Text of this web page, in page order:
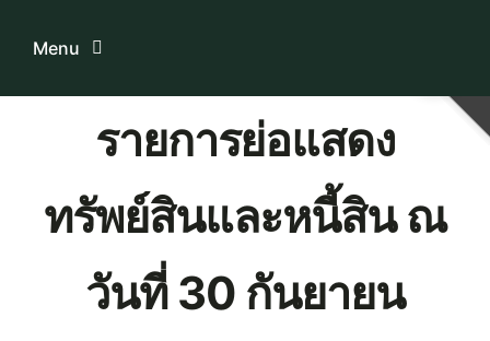
Menu
ระบบบริการสมาชิก
เกี่ยวกับเรา
รายการย่อแสดง
ทรัพย์สินและหนี้สิน ณ
วันที่ 30 กันยายน